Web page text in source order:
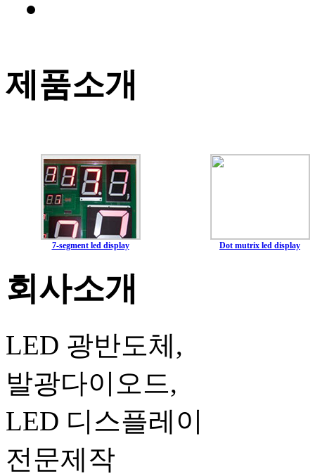
제품소개
7-segment led display Dot mutrix led display
회사소개
LED 광반도체,
발광다이오드,
LED 디스플레이
전문제작